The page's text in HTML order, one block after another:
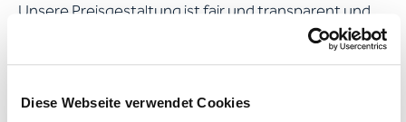
Diese Webseite verwendet Cookies
Unsere Preisgestaltung ist fair und transparent und
basiert auf verschiedenen Faktoren, darunter die
Länge und Komplexität des zu übersetzenden Textes
streben stets danach, unseren Kundinnen und